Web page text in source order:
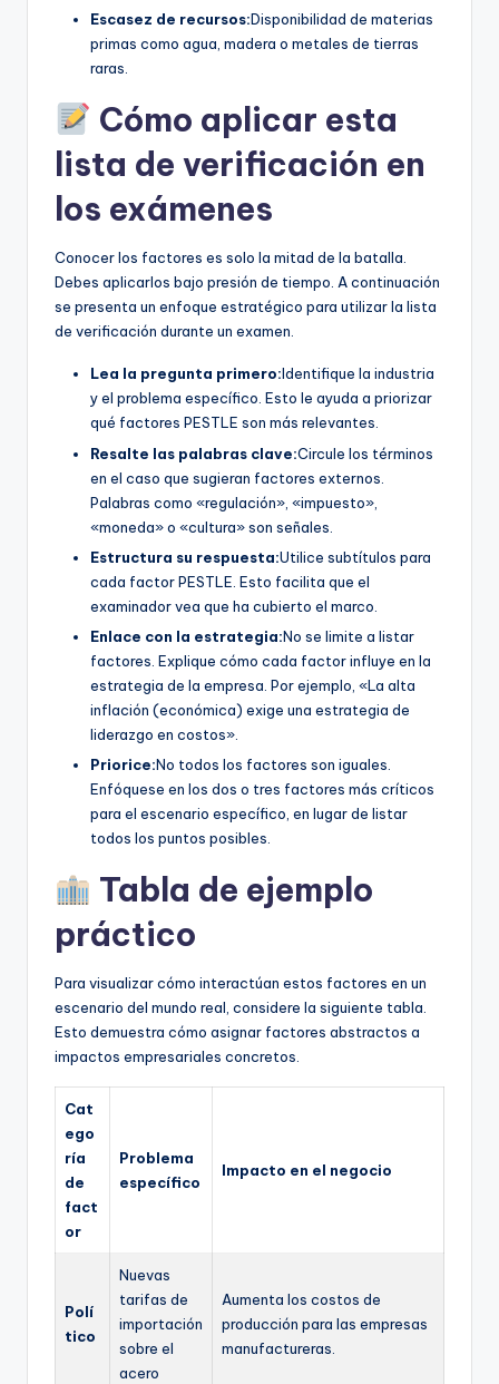
Escasez de recursos:Disponibilidad de materias
primas como agua, madera o metales de tierras
raras.
Cómo aplicar esta
lista de verificación en
los exámenes
Conocer los factores es solo la mitad de la batalla.
Debes aplicarlos bajo presión de tiempo. A continuación
se presenta un enfoque estratégico para utilizar la lista
de verificación durante un examen.
Lea la pregunta primero:Identifique la industria
y el problema específico. Esto le ayuda a priorizar
qué factores PESTLE son más relevantes.
Resalte las palabras clave:Circule los términos
en el caso que sugieran factores externos.
Palabras como «regulación», «impuesto»,
«moneda» o «cultura» son señales.
Estructura su respuesta:Utilice subtítulos para
cada factor PESTLE. Esto facilita que el
examinador vea que ha cubierto el marco.
Enlace con la estrategia:No se limite a listar
factores. Explique cómo cada factor influye en la
estrategia de la empresa. Por ejemplo, «La alta
inflación (económica) exige una estrategia de
liderazgo en costos».
Priorice:No todos los factores son iguales.
Enfóquese en los dos o tres factores más críticos
para el escenario específico, en lugar de listar
todos los puntos posibles.
Tabla de ejemplo
práctico
Para visualizar cómo interactúan estos factores en un
escenario del mundo real, considere la siguiente tabla.
Esto demuestra cómo asignar factores abstractos a
impactos empresariales concretos.
Cat
ego
ría
de
fact
or
Problema
específico
Impacto en el negocio
Polí
tico
Nuevas
tarifas de
importación
sobre el
acero
Aumenta los costos de
producción para las empresas
manufactureras.